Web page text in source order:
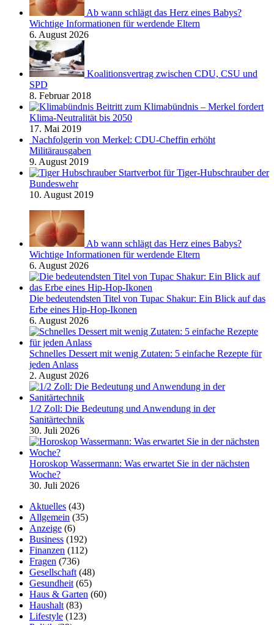
Ab wann schlägt das Herz eines Babys?
Wichtige Informationen für werdende Eltern
6. August 2026
Koalitionsvertrag zwischen CDU, CSU und
SPD
8. Februar 2018
Beitritt zum Klimabündnis – Merkel fordert
Klima-Neutralität bis 2050
17. Mai 2019
Nachfolgerin von Merkel: CDU-Cheffin erhöht
Militärausgaben
9. August 2019
Startverbot für Tiger-Hubschrauber der
Bundeswehr
10. August 2019
Ab wann schlägt das Herz eines Babys?
Wichtige Informationen für werdende Eltern
6. August 2026
Die bedeutendsten Titel von Tupac Shakur: Ein Blick auf das
Erbe eines Hip-Hop-Ikonen
6. August 2026
Schnelles Dessert mit wenig Zutaten: 5 einfache Rezepte für
jeden Anlass
2. August 2026
1/2 Zoll: Die Bedeutung und Anwendung in der
Sanitärtechnik
30. Juli 2026
Horoskop Wassermann: Was erwartet Sie in der nächsten
Woche?
30. Juli 2026
Aktuelles (43)
Allgemein (35)
Anzeige (6)
Business (192)
Finanzen (112)
Fragen (736)
Gesellschaft (48)
Gesundheit (65)
Haus & Garten (60)
Haushalt (83)
Lifestyle (123)